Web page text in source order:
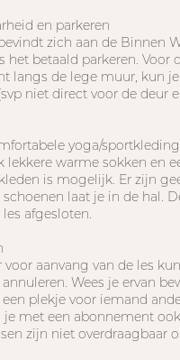
en parkeren
zich aan de Binnen
het betaald parkeren. Voor
langs de lege muur, kun
niet direct voor de deur
yoga/
lekkere warme sokken en
is mogelijk. Er zijn
schoenen laat je in de hal.
afgesloten.
voor aanvang van de les
Wees je ervan
plekje voor iemand
je met een abonnement
zijn niet overdraagbaar